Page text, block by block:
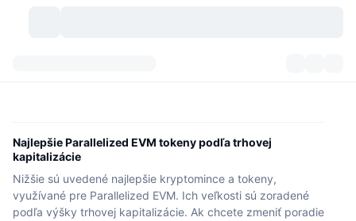
Historické záznamy
Prehľad trhu
Spotový trh
Trendujúce
Burzy
Centralizované burzy
Komunita
Najlepšie Parallelized EVM tokeny podľa trhovej
kapitalizácie
Nižšie sú uvedené najlepšie kryptomince a tokeny,
využívané pre Parallelized EVM. Ich veľkosti sú zoradené
podľa výšky trhovej kapitalizácie. Ak chcete zmeniť poradie